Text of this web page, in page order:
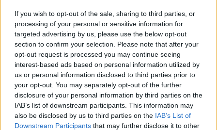
If you wish to opt-out of the sale, sharing to third parties, or
processing of your personal or sensitive information for
targeted advertising by us, please use the below opt-out
section to confirm your selection. Please note that after your
opt-out request is processed you may continue seeing
interest-based ads based on personal information utilized by
us or personal information disclosed to third parties prior to
your opt-out. You may separately opt-out of the further
disclosure of your personal information by third parties on the
IAB’s list of downstream participants. This information may
also be disclosed by us to third parties on the IAB’s List of
Downstream Participants that may further disclose it to other
ce
b
o
o
k
it
te
r
te
re
st
at
s
A
p
p
a
re
Articolo precedente
Prossimo articolo
NOTIZIE RECENTI
Olbia, le previsioni meteo per lunedì 10 agosto
2026